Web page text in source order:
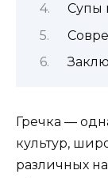
Супы
Гречка —
культур,
различных